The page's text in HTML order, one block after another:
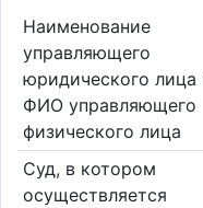
Наименование
управляющего
юридического лица
ФИО управляющего
физического лица
Суд, в котором
осуществляется